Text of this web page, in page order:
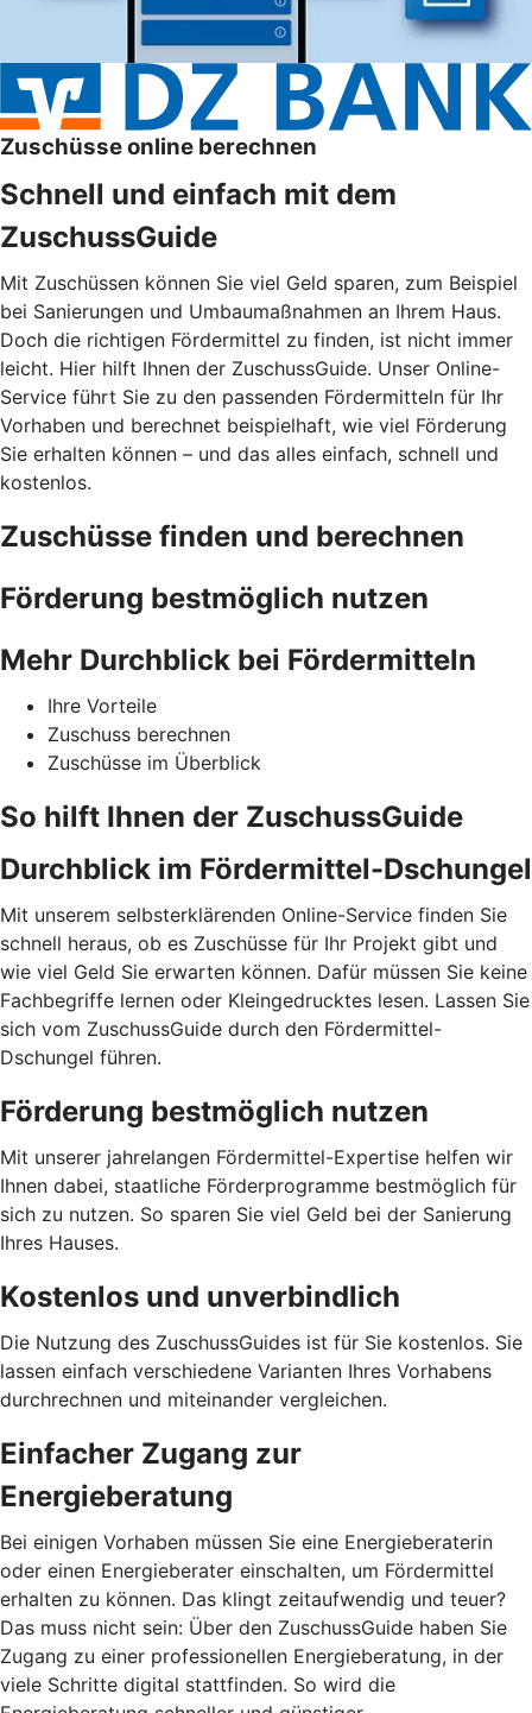
Zuschüsse online berechnen
Schnell und einfach mit dem
ZuschussGuide
Mit Zuschüssen können Sie viel Geld sparen, zum Beispiel
bei Sanierungen und Umbaumaßnahmen an Ihrem Haus.
Doch die richtigen Fördermittel zu finden, ist nicht immer
leicht. Hier hilft Ihnen der ZuschussGuide. Unser Online-
Service führt Sie zu den passenden Fördermitteln für Ihr
Vorhaben und berechnet beispielhaft, wie viel Förderung
Sie erhalten können – und das alles einfach, schnell und
kostenlos.
Zuschüsse finden und berechnen
Förderung bestmöglich nutzen
Mehr Durchblick bei Fördermitteln
Ihre Vorteile
Zuschuss berechnen
Zuschüsse im Überblick
So hilft Ihnen der ZuschussGuide
Durchblick im Fördermittel-Dschungel
Mit unserem selbsterklärenden Online-Service finden Sie
schnell heraus, ob es Zuschüsse für Ihr Projekt gibt und
wie viel Geld Sie erwarten können. Dafür müssen Sie keine
Fachbegriffe lernen oder Kleingedrucktes lesen. Lassen Sie
sich vom ZuschussGuide durch den Fördermittel-
Dschungel führen.
Förderung bestmöglich nutzen
Mit unserer jahrelangen Fördermittel-Expertise helfen wir
Ihnen dabei, staatliche Förderprogramme bestmöglich für
sich zu nutzen. So sparen Sie viel Geld bei der Sanierung
Ihres Hauses.
Kostenlos und unverbindlich
Die Nutzung des ZuschussGuides ist für Sie kostenlos. Sie
lassen einfach verschiedene Varianten Ihres Vorhabens
durchrechnen und miteinander vergleichen.
Einfacher Zugang zur
Energieberatung
Bei einigen Vorhaben müssen Sie eine Energieberaterin
oder einen Energieberater einschalten, um Fördermittel
erhalten zu können. Das klingt zeitaufwendig und teuer?
Das muss nicht sein: Über den ZuschussGuide haben Sie
Zugang zu einer professionellen Energieberatung, in der
viele Schritte digital stattfinden. So wird die